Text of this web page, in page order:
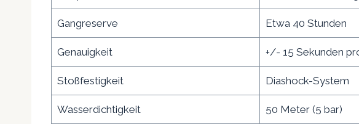
Gangreserve Etwa 40 Stunden
Genauigkeit +/- 15 Sekunden
Stoßfestigkeit Diashock-System
Wasserdichtigkeit 50 Meter (5 bar)